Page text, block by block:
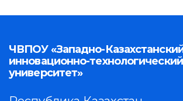
ЧВПОУ «Западно-
инновационно-технологический
университет»